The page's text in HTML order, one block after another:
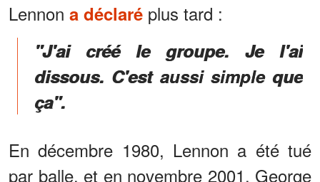
Lennon a déclaré plus tard :
"J'ai créé le groupe. Je l'ai
dissous. C'est aussi simple que
ça".
En décembre 1980, Lennon a été tué
par balle, et en novembre 2001, George